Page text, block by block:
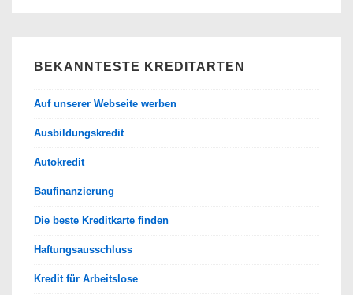
BEKANNTESTE KREDITARTEN
Auf unserer Webseite werben
Ausbildungskredit
Autokredit
Baufinanzierung
Die beste Kreditkarte finden
Haftungsausschluss
Kredit für Arbeitslose